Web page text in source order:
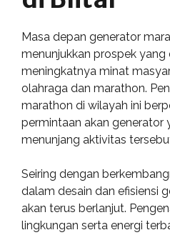
Masa depan generator
menunjukkan prospek yang
meningkatnya minat
olahraga dan marathon.
marathon di wilayah ini
permintaan akan generator
menunjang aktivitas
Seiring dengan
dalam desain dan efisiensi
akan terus berlanjut.
lingkungan serta energi